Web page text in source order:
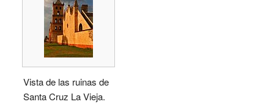
Vista de las ruinas de
Santa Cruz La Vieja.